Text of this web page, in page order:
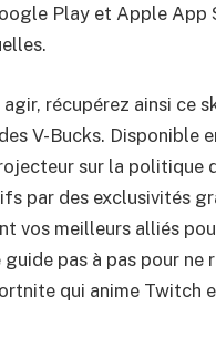
Play et Apple
récupérez ainsi ce
V-Bucks. Disponible
sur la politique
par des exclusivités
vos meilleurs alliés
pas à pas pour
qui anime Twitch